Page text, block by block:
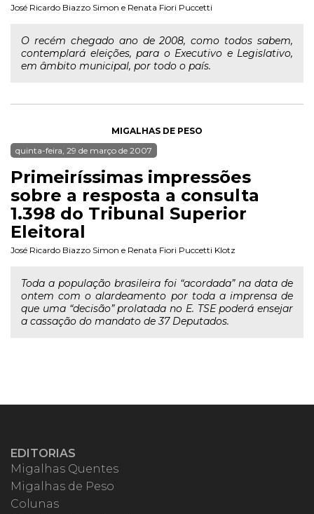
José Ricardo Biazzo Simon e Renata Fiori Puccetti
O recém chegado ano de 2008, como todos sabem,
contemplará eleições, para o Executivo e Legislativo,
em âmbito municipal, por todo o país.
MIGALHAS DE PESO
quinta-feira, 29 de março de 2007
Primeiríssimas impressões
sobre a resposta a consulta
1.398 do Tribunal Superior
Eleitoral
José Ricardo Biazzo Simon e Renata Fiori Puccetti Klotz
Toda a população brasileira foi “acordada” na data de
ontem com o alardeamento por toda a imprensa de
que uma “decisão” prolatada no E. TSE poderá ensejar
a cassação do mandato de 37 Deputados.
EDITORIAS
Migalhas Quentes
Migalhas de Peso
Colunas